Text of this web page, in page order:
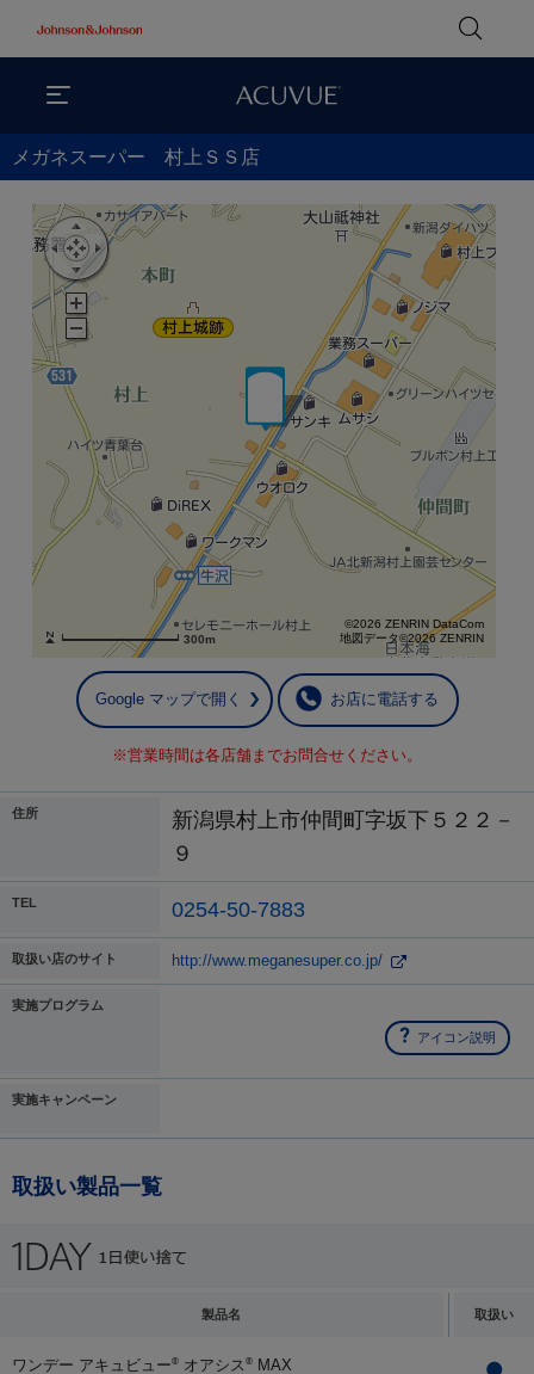
メガネスーパー 村上ＳＳ店
300m
©2026 ZENRIN DataCom
地図データ©2026 ZENRIN
Google マップで開く お店に電話する
※営業時間は各店舗までお問合せください。
住所
新潟県村上市仲間町字坂下５２２－
９
TEL 0254-50-7883
取扱い店のサイト http://www.meganesuper.co.jp/
実施プログラム
アイコン説明
実施キャンペーン
取扱い製品一覧
製品名 取扱い
ワンデー アキュビュー® オアシス ® MAX